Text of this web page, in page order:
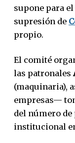
supone para el
supresión de
propio.
El comité
las patronales
(maquinaria),
empresas—
del número
institucional